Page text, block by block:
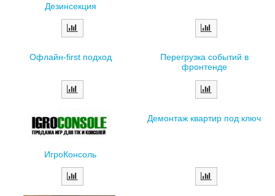
Дезинсекция
Офлайн-first подход
Перегрузка событий в
фронтенде
ИгроКонсоль
Демонтаж квартир под ключ